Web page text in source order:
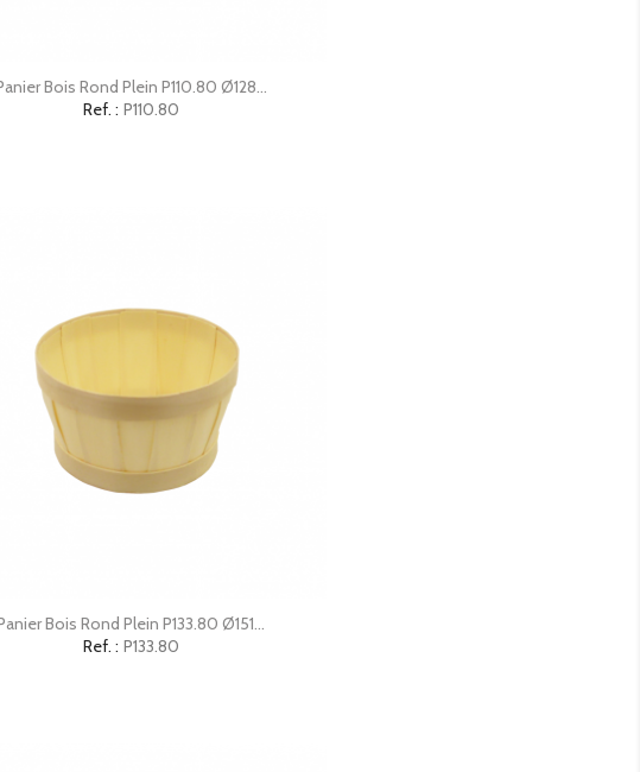
Bois Rond Plein P110.80 Ø128...
Ref. : P110.80
Aperçu rapide
Bois Rond Plein P133.80 Ø151...
Ref. : P133.80
Aperçu rapide